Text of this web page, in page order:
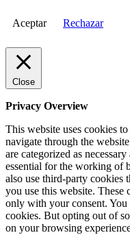
Aceptar Rechazar
Close
Privacy Overview
This website uses cookies
navigate through the
are categorized as
essential for the working of
also use third-party cookies
you use this website.
only with your consent. You
cookies. But opting out of
on your browsing